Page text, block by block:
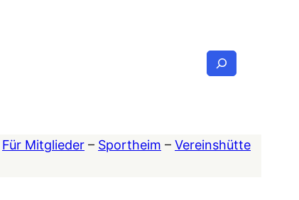
Suchen
Für Mitglieder – Sportheim – Vereinshütte